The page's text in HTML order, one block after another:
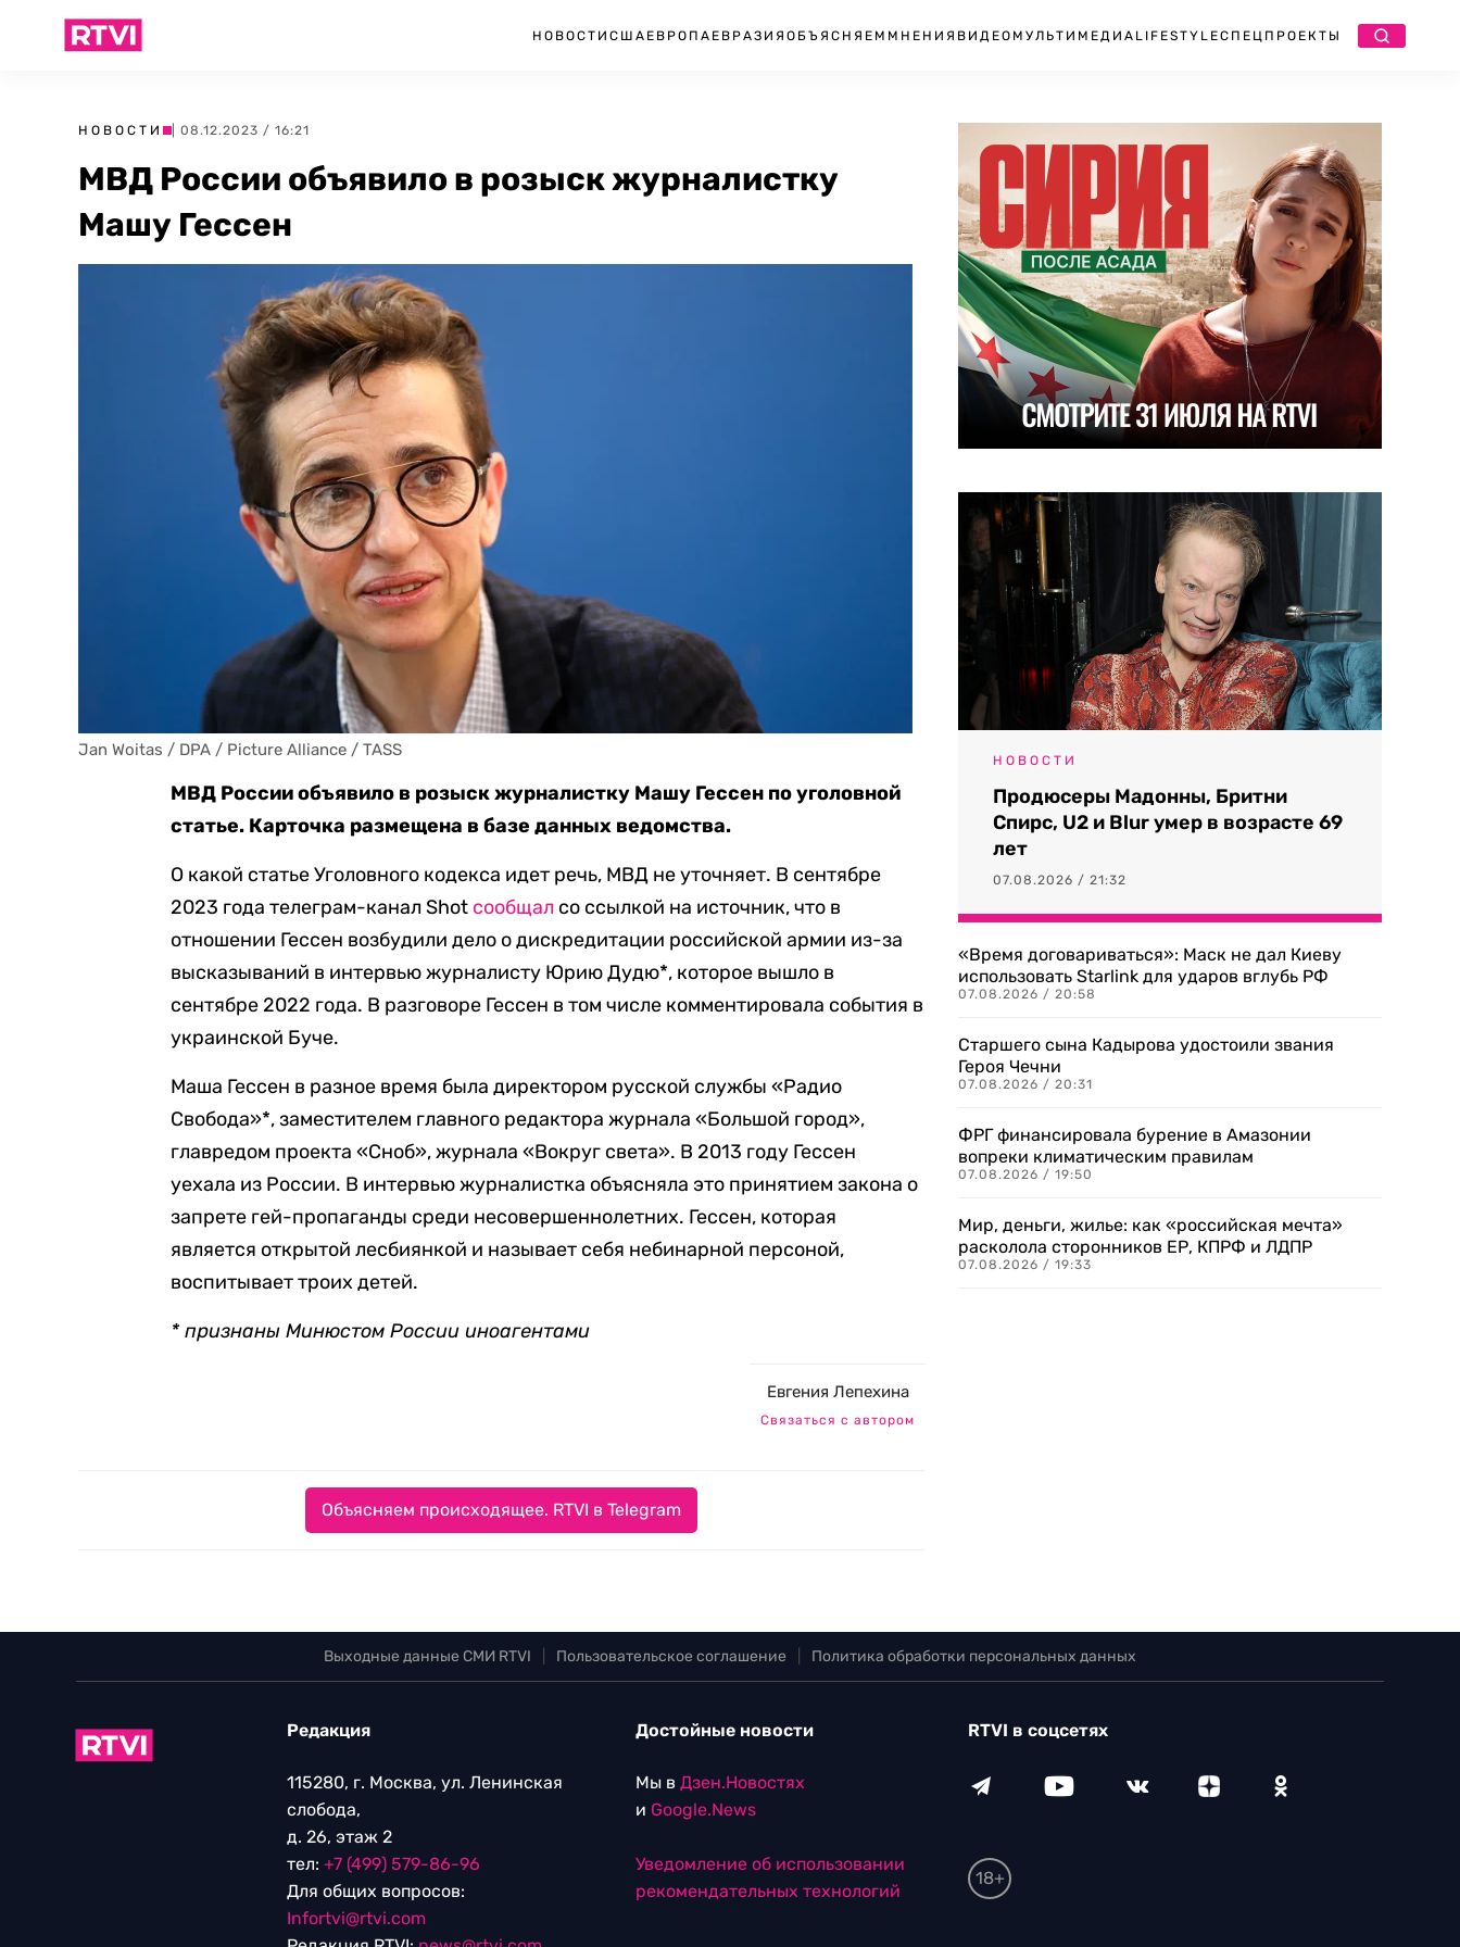
НОВОСТИ США ЕВРОПА ЕВРАЗИЯ ОБЪЯСНЯЕМ МНЕНИЯ ВИДЕО МУЛЬТИМЕДИА LIFESTYLEСПЕЦПРОЕКТЫ
НОВОСТИ | 08.12.2023 / 16:21
МВД России объявило в розыск журналистку
Машу Гессен
Jan Woitas / DPA / Picture Alliance / TASS
МВД России объявило в розыск журналистку Машу Гессен по уголовной
статье. Карточка размещена в базе данных ведомства.
О какой статье Уголовного кодекса идет речь, МВД не уточняет. В сентябре
2023 года телеграм-канал Shot сообщал со ссылкой на источник, что в
отношении Гессен возбудили дело о дискредитации российской армии из-за
высказываний в интервью журналисту Юрию Дудю*, которое вышло в
сентябре 2022 года. В разговоре Гессен в том числе комментировала события в
украинской Буче.
Маша Гессен в разное время была директором русской службы «Радио
Свобода»*, заместителем главного редактора журнала «Большой город»,
главредом проекта «Сноб», журнала «Вокруг света». В 2013 году Гессен
уехала из России. В интервью журналистка объясняла это принятием закона о
запрете гей-пропаганды среди несовершеннолетних. Гессен, которая
является открытой лесбиянкой и называет себя небинарной персоной,
воспитывает троих детей.
* признаны Минюстом России иноагентами
Евгения Лепехина
Связаться с автором
Объясняем происходящее. RTVI в Telegram
НОВОСТИ
Продюсеры Мадонны, Бритни
Спирс, U2 и Blur умер в возрасте 69
лет
07.08.2026 / 21:32
«Время договариваться»: Маск не дал Киеву
использовать Starlink для ударов вглубь РФ
07.08.2026 / 20:58
Старшего сына Кадырова удостоили звания
Героя Чечни
07.08.2026 / 20:31
ФРГ финансировала бурение в Амазонии
вопреки климатическим правилам
07.08.2026 / 19:50
Мир, деньги, жилье: как «российская мечта»
расколола сторонников ЕР, КПРФ и ЛДПР
07.08.2026 / 19:33
Выходные данные СМИ RTVI Пользовательское соглашение Политика обработки персональных данных
Редакция
115280, г. Москва, ул. Ленинская
слобода,
д. 26, этаж 2
тел: +7 (499) 579-86-96
Для общих вопросов:
Infortvi@rtvi.com
Достойные новости
Мы в Дзен.Новостях
и Google.News
Уведомление об использовании
рекомендательных технологий
RTVI в соцсетях
18+